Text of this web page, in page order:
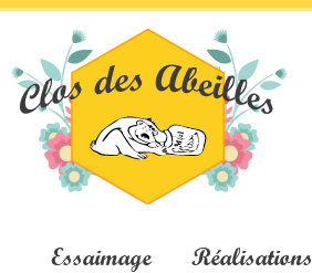
Essaimage
Réalisations